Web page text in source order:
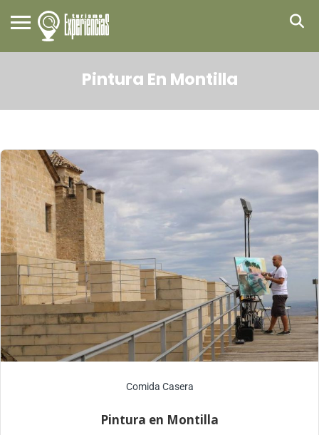
Pintura En Montilla
Comida Casera
Pintura en Montilla